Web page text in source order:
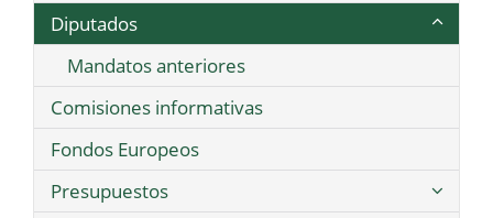
Diputados
Mandatos anteriores
Comisiones informativas
Fondos Europeos
Presupuestos